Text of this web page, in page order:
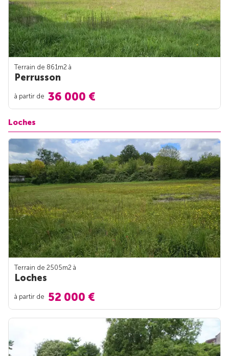
Terrain de 861m2 à
Perrusson
à partir de 36 000 €
Loches
Terrain de 2505m2 à
Loches
à partir de 52 000 €